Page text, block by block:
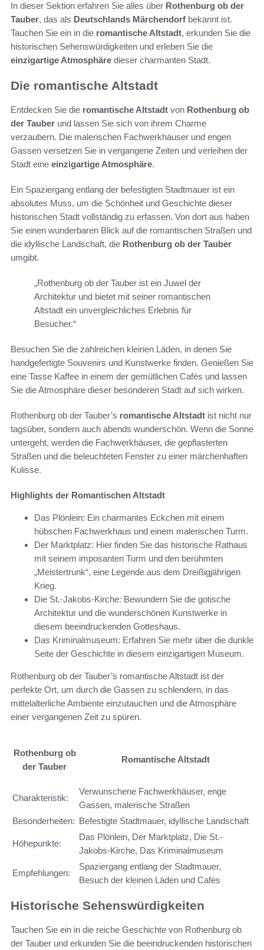
In dieser Sektion erfahren Sie alles über Rothenburg ob der
Tauber, das als Deutschlands Märchendorf bekannt ist.
Tauchen Sie ein in die romantische Altstadt, erkunden Sie die
historischen Sehenswürdigkeiten und erleben Sie die
einzigartige Atmosphäre dieser charmanten Stadt.
Die romantische Altstadt
Entdecken Sie die romantische Altstadt von Rothenburg ob
der Tauber und lassen Sie sich von ihrem Charme
verzaubern. Die malerischen Fachwerkhäuser und engen
Gassen versetzen Sie in vergangene Zeiten und verleihen der
Stadt eine einzigartige Atmosphäre.
Ein Spaziergang entlang der befestigten Stadtmauer ist ein
absolutes Muss, um die Schönheit und Geschichte dieser
historischen Stadt vollständig zu erfassen. Von dort aus haben
Sie einen wunderbaren Blick auf die romantischen Straßen und
die idyllische Landschaft, die Rothenburg ob der Tauber
umgibt.
„Rothenburg ob der Tauber ist ein Juwel der
Architektur und bietet mit seiner romantischen
Altstadt ein unvergleichliches Erlebnis für
Besucher.“
Besuchen Sie die zahlreichen kleinen Läden, in denen Sie
handgefertigte Souvenirs und Kunstwerke finden. Genießen Sie
eine Tasse Kaffee in einem der gemütlichen Cafés und lassen
Sie die Atmosphäre dieser besonderen Stadt auf sich wirken.
Rothenburg ob der Tauber’s romantische Altstadt ist nicht nur
tagsüber, sondern auch abends wunderschön. Wenn die Sonne
untergeht, werden die Fachwerkhäuser, die gepflasterten
Straßen und die beleuchteten Fenster zu einer märchenhaften
Kulisse.
Highlights der Romantischen Altstadt
Das Plönlein: Ein charmantes Eckchen mit einem
hübschen Fachwerkhaus und einem malerischen Turm.
Der Marktplatz: Hier finden Sie das historische Rathaus
mit seinem imposanten Turm und den berühmten
„Meistertrunk“, eine Legende aus dem Dreißigjährigen
Krieg.
Die St.-Jakobs-Kirche: Bewundern Sie die gotische
Architektur und die wunderschönen Kunstwerke in
diesem beeindruckenden Gotteshaus.
Das Kriminalmuseum: Erfahren Sie mehr über die dunkle
Seite der Geschichte in diesem einzigartigen Museum.
Rothenburg ob der Tauber’s romantische Altstadt ist der
perfekte Ort, um durch die Gassen zu schlendern, in das
mittelalterliche Ambiente einzutauchen und die Atmosphäre
einer vergangenen Zeit zu spüren.
Rothenburg ob
der Tauber
Romantische Altstadt
Charakteristik:
Verwunschene Fachwerkhäuser, enge
Gassen, malerische Straßen
Besonderheiten: Befestigte Stadtmauer, idyllische Landschaft
Höhepunkte:
Das Plönlein, Der Marktplatz, Die St.-
Jakobs-Kirche, Das Kriminalmuseum
Empfehlungen:
Spaziergang entlang der Stadtmauer,
Besuch der kleinen Läden und Cafés
Historische Sehenswürdigkeiten
Tauchen Sie ein in die reiche Geschichte von Rothenburg ob
der Tauber und erkunden Sie die beeindruckenden historischen